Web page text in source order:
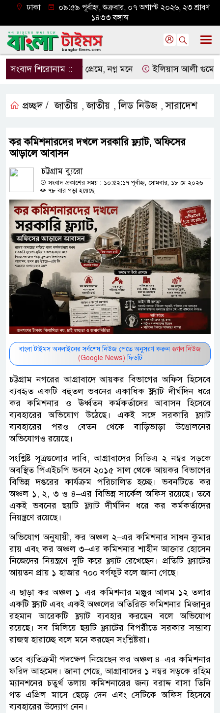
ঢাকা
০৯:৫৯ পূর্বাহ্ন, শুক্রবার, ০৭ অগাস্ট ২০২৬, ২৩ শ্রাবণ
১৪৩৩ বঙ্গাব্দ
সংবাদ শিরোনাম ::নগ্ন প্রেমে, নগ্ন মনে ইলিয়াস আলী গুমের ঘটনা
প্রচ্ছদ / জাতীয় ,জাতীয় ,লিড নিউজ ,সারাদেশ
কর কমিশনারদের দখলে সরকারি ফ্ল্যাট, অফিসের
আড়ালে আবাসন
চট্টগ্রাম ব্যুরো
সংবাদ প্রকাশের সময় : ১০:৫২:১৭ পূর্বাহ্ন, সোমবার, ১৮ মে ২০২৬
৭৮ বার পড়া হয়েছে
বাংলা টাইমস অনলাইনের সর্বশেষ নিউজ পেতে অনুসরণ করুন গুগল নিউজ
(Google News) ফিডটি
চট্টগ্রাম নগরের আগ্রাবাদে আয়কর বিভাগের অফিস হিসেবে
ব্যবহৃত একটি বহুতল ভবনের একাধিক ফ্ল্যাট দীর্ঘদিন ধরে
কর কমিশনার ও ঊর্ধ্বতন কর্মকর্তাদের আবাসন হিসেবে
ব্যবহারের অভিযোগ উঠেছে। একই সঙ্গে সরকারি ফ্ল্যাট
ব্যবহারের পরও বেতন থেকে বাড়িভাড়া উত্তোলনের
অভিযোগও রয়েছে।
সংশ্লিষ্ট সূত্রগুলোর দাবি, আগ্রাবাদের সিডিএ ২ নম্বর সড়কে
অবস্থিত পিএইচপি ভবনে ২০১৫ সাল থেকে আয়কর বিভাগের
বিভিন্ন দপ্তরের কার্যক্রম পরিচালিত হচ্ছে। ভবনটিতে কর
অঞ্চল ১, ২, ৩ ও ৪–এর বিভিন্ন সার্কেল অফিস রয়েছে। তবে
একই ভবনের ছয়টি ফ্ল্যাট দীর্ঘদিন ধরে কর কর্মকর্তাদের
নিয়ন্ত্রণে রয়েছে।
অভিযোগ অনুযায়ী, কর অঞ্চল ২–এর কমিশনার সাধন কুমার
রায় এবং কর অঞ্চল ৩–এর কমিশনার শাহীন আক্তার হোসেন
নিজেদের নিয়ন্ত্রণে দুটি করে ফ্ল্যাট রেখেছেন। প্রতিটি ফ্ল্যাটের
আয়তন প্রায় ১ হাজার ৭০০ বর্গফুট বলে জানা গেছে।
এ ছাড়া কর অঞ্চল ১–এর কমিশনার মঞ্জুর আলম ১২ তলার
একটি ফ্ল্যাট এবং একই অঞ্চলের অতিরিক্ত কমিশনার মিজানুর
রহমান আরেকটি ফ্ল্যাট ব্যবহার করছেন বলে অভিযোগ
রয়েছে। সব মিলিয়ে ছয়টি ফ্ল্যাটের বিপরীতে সরকার সম্ভাব্য
রাজস্ব হারাচ্ছে বলে মনে করছেন সংশ্লিষ্টরা।
তবে ব্যতিক্রমী পদক্ষেপ নিয়েছেন কর অঞ্চল ৪–এর কমিশনার
ফরিদ আহমেদ। জানা গেছে, আগ্রাবাদের ১ নম্বর সড়কে রহিম
ম্যানশনের চতুর্থ তলায় কমিশনারের জন্য বরাদ্দ বাসা তিনি
গত এপ্রিল মাসে ছেড়ে দেন এবং সেটিকে অফিস হিসেবে
ব্যবহারের উদ্যোগ নেন।